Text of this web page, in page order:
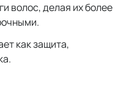
волос, делая их более
как защита,